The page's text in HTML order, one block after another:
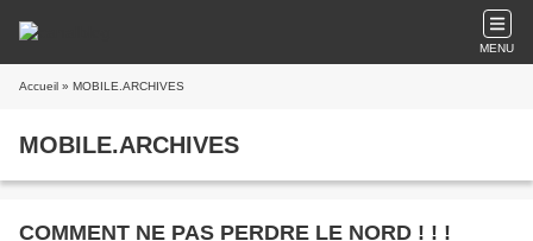
MENU
Accueil » MOBILE.ARCHIVES
MOBILE.ARCHIVES
COMMENT NE PAS PERDRE LE NORD ! ! !